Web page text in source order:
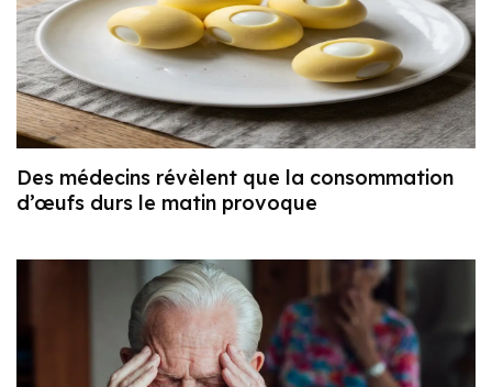
Des médecins révèlent que la consommation
d’œufs durs le matin provoque